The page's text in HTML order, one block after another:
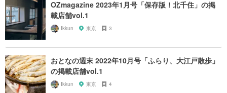
OZmagazine 2023年1月号「保存版！北千住」の掲
載店舗vol.1
Ikkun 東京 3
おとなの週末 2022年10月号「ふらり、大江戸散歩」
の掲載店舗vol.1
Ikkun 東京 4